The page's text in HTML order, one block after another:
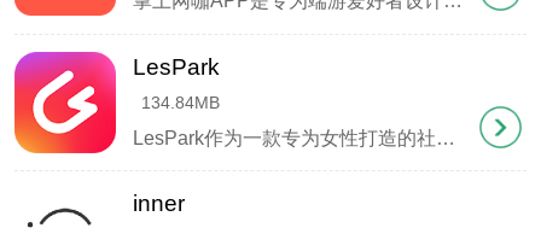
LesPark
134.84MB
LesPark作为一款专为女性打造的社交平台，在拉拉社群中享有极高人气。这款应用巧妙融合了地理位置服务和垂直社交功能，为用户搭建了一个温馨的私密空间。打开应用，你会发现这里不仅有丰富的百合文化内容，还能邂逅志同道合的伙伴。 平台最令人称道的是其严格的性别审核机制，通过人工+智能的双重验证，确保社区纯净度。
inner